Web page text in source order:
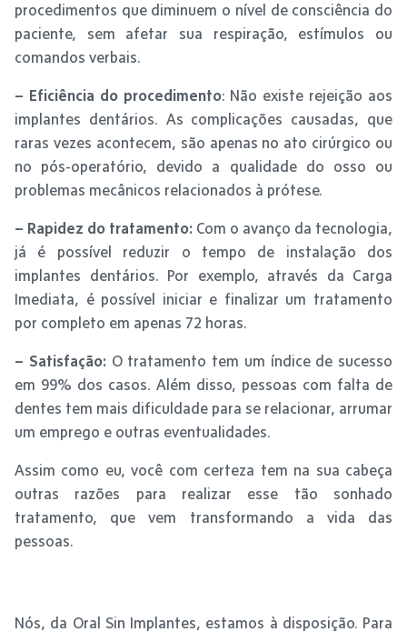
procedimentos que diminuem o nível de consciência do
paciente, sem afetar sua respiração, estímulos ou
comandos verbais.
– Eficiência do procedimento: Não existe rejeição aos
implantes dentários. As complicações causadas, que
raras vezes acontecem, são apenas no ato cirúrgico ou
no pós-operatório, devido a qualidade do osso ou
problemas mecânicos relacionados à prótese.
– Rapidez do tratamento: Com o avanço da tecnologia,
já é possível reduzir o tempo de instalação dos
implantes dentários. Por exemplo, através da Carga
Imediata, é possível iniciar e finalizar um tratamento
por completo em apenas 72 horas.
– Satisfação:O tratamento tem um índice de sucesso
em 99% dos casos. Além disso, pessoas com falta de
dentes tem mais dificuldade para se relacionar, arrumar
um emprego e outras eventualidades.
Assim como eu, você com certeza tem na sua cabeça
outras razões para realizar esse tão sonhado
tratamento, que vem transformando a vida das
pessoas.
Nós, da Oral Sin Implantes, estamos à disposição. Para